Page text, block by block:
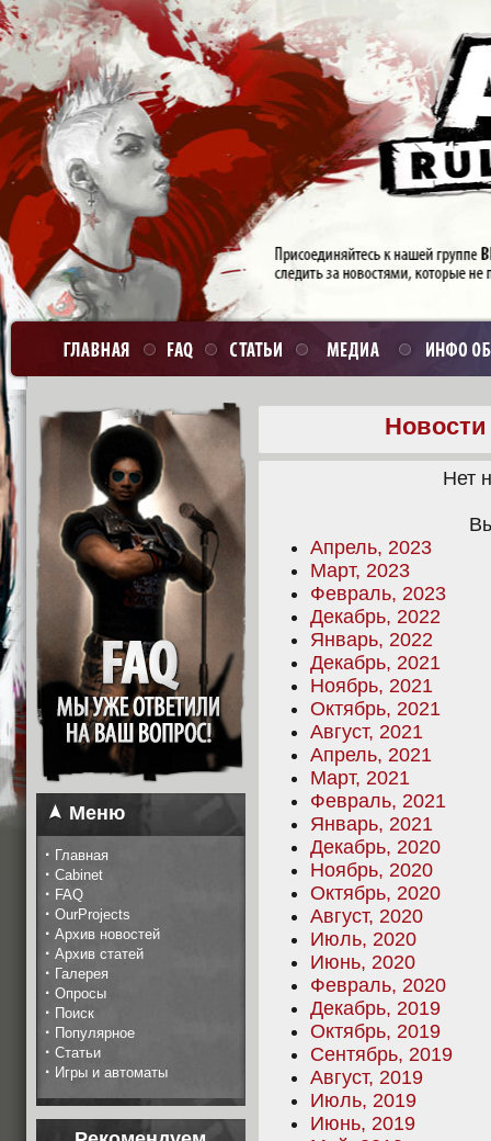
Меню
· Главная
· Cabinet
· FAQ
· OurProjects
· Архив новостей
· Архив статей
· Галерея
· Опросы
· Поиск
· Популярное
· Статьи
· Игры и автоматы
Нет
Апрель, 2023
Март, 2023
Февраль, 2023
Декабрь, 2022
Январь, 2022
Декабрь, 2021
Ноябрь, 2021
Октябрь, 2021
Август, 2021
Апрель, 2021
Март, 2021
Февраль, 2021
Январь, 2021
Декабрь, 2020
Ноябрь, 2020
Октябрь, 2020
Август, 2020
Июль, 2020
Июнь, 2020
Февраль, 2020
Декабрь, 2019
Октябрь, 2019
Сентябрь, 2019
Август, 2019
Июль, 2019
Июнь, 2019